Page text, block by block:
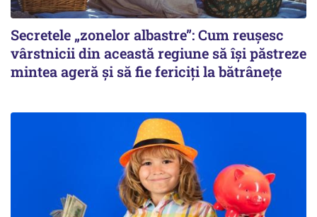
Secretele „zonelor albastre”: Cum reușesc
vârstnicii din această regiune să își păstreze
mintea ageră și să fie fericiți la bătrânețe